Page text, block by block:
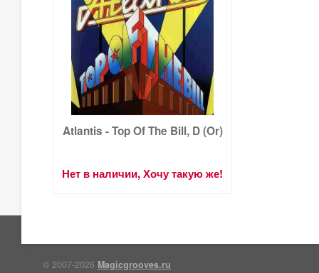
Atlantis - Top Of The Bill, D (Or)
Нет в наличии, Хочу такую же!
© 2007-2026 Magicgrooves.ru